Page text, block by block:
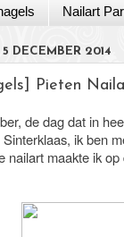
Nailart
DECEMBER 2014
Pieten
de dag dat in
ik ben
nailart maakte ik